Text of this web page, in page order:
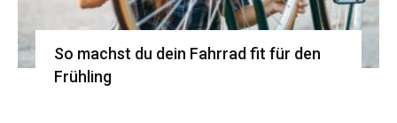
So machst du dein Fahrrad fit für den
Frühling